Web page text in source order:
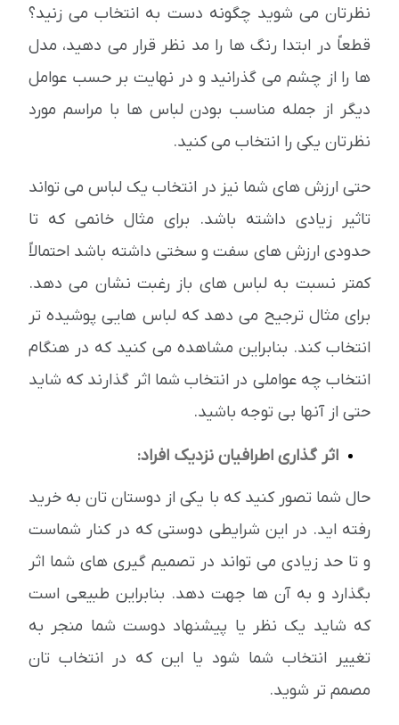
نظرتان می شوید چگونه دست به انتخاب می زنید؟
قطعاً در ابتدا رنگ ها را مد نظر قرار می دهید، مدل
ها را از چشم می گذرانید و در نهایت بر حسب عوامل
دیگر از جمله مناسب بودن لباس ها با مراسم مورد
نظرتان یکی را انتخاب می کنید.
حتی ارزش های شما نیز در انتخاب یک لباس می تواند
تاثیر زیادی داشته باشد. برای مثال خانمی که تا
حدودی ارزش های سفت و سختی داشته باشد احتمالاً
کمتر نسبت به لباس های باز رغبت نشان می دهد.
برای مثال ترجیح می دهد که لباس هایی پوشیده تر
انتخاب کند. بنابراین مشاهده می کنید که در هنگام
انتخاب چه عواملی در انتخاب شما اثر گذارند که شاید
حتی از آنها بی توجه باشید.
اثر گذاری اطرافیان نزدیک افراد:
حال شما تصور کنید که با یکی از دوستان تان به خرید
رفته اید. در این شرایطی دوستی که در کنار شماست
و تا حد زیادی می تواند در تصمیم گیری های شما اثر
بگذارد و به آن ها جهت دهد. بنابراین طبیعی است
که شاید یک نظر یا پیشنهاد دوست شما منجر به
تغییر انتخاب شما شود یا این که در انتخاب تان
مصمم تر شوید.